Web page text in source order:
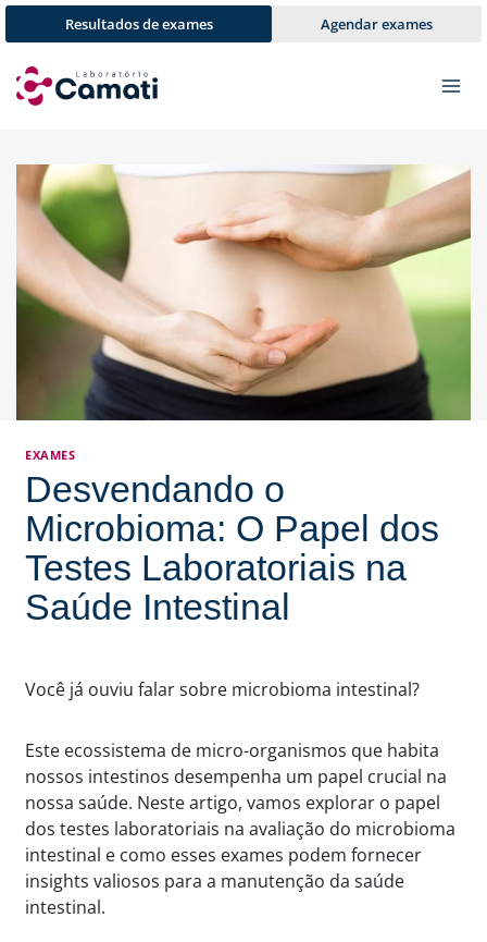
Pular
para
Conteúdo
Resultados de exames Agendar exames
EXAMES
Desvendando o
Microbioma: O Papel dos
Testes Laboratoriais na
Saúde Intestinal
Você já ouviu falar sobre microbioma intestinal?
Este ecossistema de micro-organismos que habita
nossos intestinos desempenha um papel crucial na
nossa saúde. Neste artigo, vamos explorar o papel
dos testes laboratoriais na avaliação do microbioma
intestinal e como esses exames podem fornecer
insights valiosos para a manutenção da saúde
intestinal.